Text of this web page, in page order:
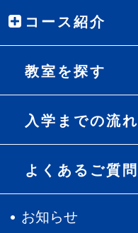
コース紹介
教室を探す
入学までの流れ
よくあるご質問
お知らせ